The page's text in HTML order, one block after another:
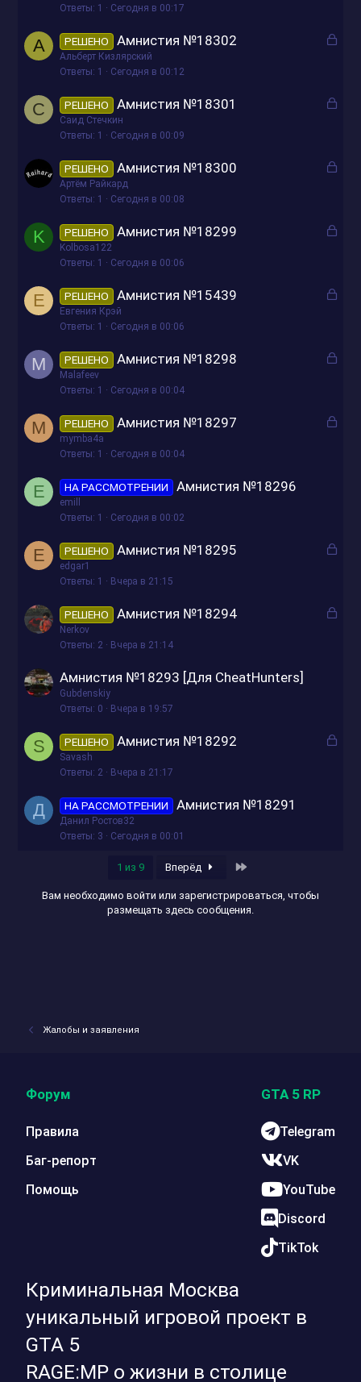
ы
Ответы 1 Сегодня в 00:17
А
З
ы
РЕШЕНО Амнистия №18302
Альберт Кизлярский
Ответы 1 Сегодня в 00:12
С
З
ы
РЕШЕНО Амнистия №18301
Саид Стечкин
Ответы 1 Сегодня в 00:09
З
ы
РЕШЕНО Амнистия №18300
Артём Райкард
Ответы 1 Сегодня в 00:08
K
З
ы
РЕШЕНО Амнистия №18299
Kolbosa122
Ответы 1 Сегодня в 00:06
Е
З
ы
РЕШЕНО Амнистия №15439
Евгения Крэй
Ответы 1 Сегодня в 00:06
M
З
ы
РЕШЕНО Амнистия №18298
Malafeev
Ответы 1 Сегодня в 00:04
M
З
РЕШЕНО Амнистия №18297
mymba4a
Ответы 1 Сегодня в 00:04
E НА РАССМОТРЕНИИ Амнистия №18296
emill
Ответы 1 Сегодня в 00:02
E
З
ы
РЕШЕНО Амнистия №18295
edgar1
Ответы 1 Вчера в 21:15
З
РЕШЕНО Амнистия №18294
Nerkov
Ответы 2 Вчера в 21:14
Амнистия №18293 [Для CheatHunters]
Gubdenskiy
Ответы 0 Вчера в 19:57
S
З
РЕШЕНО Амнистия №18292
Savash
Ответы 2 Вчера в 21:17
Д НА РАССМОТРЕНИИ Амнистия №18291
Данил Ростов32
Ответы 3 Сегодня в 00:01
1 из 9 Вперёд
Вам необходимо войти или зарегистрироваться, чтобы
размещать здесь сообщения.
Жалобы и заявления
Криминальная Москва
уникальный игровой проект в
GTA 5
RAGE:MP о жизни в столице
Форум
Правила
Баг-репорт
Помощь
GTA 5 RP
Telegram
VK
YouTube
Discord
TikTok